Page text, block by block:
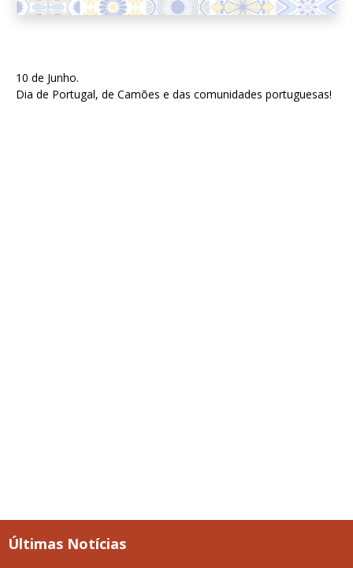
10 de Junho.
Dia de Portugal, de Camões e das comunidades portuguesas!
Últimas Notícias